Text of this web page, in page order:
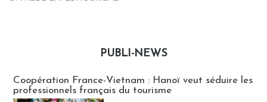
PUBLI-NEWS
Coopération France-Vietnam : Hanoï veut séduire les
professionnels français du tourisme